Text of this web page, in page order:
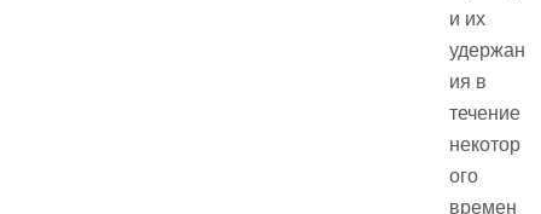
и их
удержан
ия в
течение
некотор
ого
времен